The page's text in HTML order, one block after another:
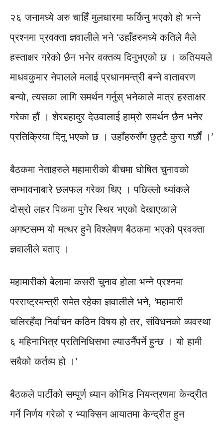
२६ जनामध्ये अरु चाहिँ मुलधारमा फर्किनु भएको हो भन्ने
प्रश्नमा प्रवक्ता ज्ञवालीले भने ‘उहाँहरुमध्ये कतिले मैले
हस्ताक्षर गरेको छैन भनेर वक्तव्य दिनुभएको छ । कतिययले
माधवकुमार नेपालले मलाई प्रधानमन्त्री बन्ने वातावरण
बन्यो, त्यसका लागि समर्थन गर्नुस् भनेकाले मात्र हस्ताक्षर
गरेका हौं । शेरबहादुर देउवालाई हाम्रो समर्थन छैन भनेर
प्रतिक्रिया दिनु भएको छ । उहाँहरुसँग छुट्टै कुरा गर्छौं ।’
बैठकमा नेताहरुले महामारीको बीचमा घोषित चुनावको
सम्भावनाबारे छलफल गरेका थिए । पछिल्लो थ्यांकले
दोस्रो लहर पिकमा पुगेर स्थिर भएको देखाएकाले
अगष्टसम्म यो मत्थर हुने विश्लेषण बैठकमा भएको प्रवक्ता
ज्ञवालीले बताए ।
महामारीको बेलामा कसरी चुनाव होला भन्ने प्रश्नमा
परराष्ट्रमन्त्री समेत रहेका ज्ञवालीले भने, ‘महामारी
चलिरहँदा निर्वाचन कठिन विषय हो तर, संविधनको व्यवस्था
६ महिनाभित्र प्रतिनिधिसभा ल्याउर्नैपर्ने हुन्छ । यो हामी
सबैको कर्तव्य हो ।’
बैठकले पार्टीको सम्पूर्ण ध्यान कोभिड नियन्त्रणमा केन्द्रीत
गर्ने निर्णय गरेको र भ्याक्सिन आयातमा केन्द्रीत हुन